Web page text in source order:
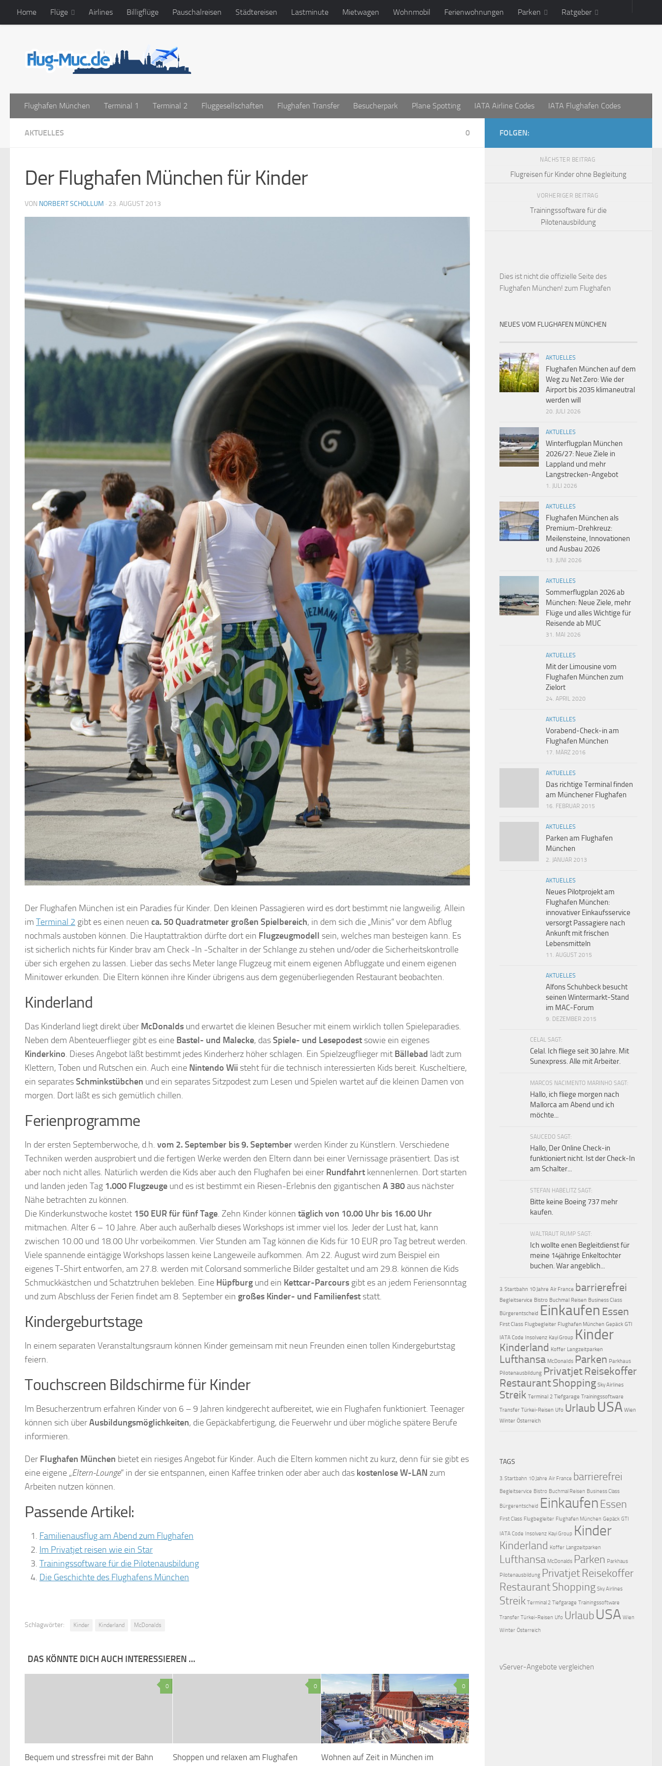
Zum Inhalt springen
Home Flüge Airlines Billigflüge Pauschalreisen Städtereisen Lastminute Mietwagen Wohnmobil Ferienwohnungen Parken Ratgeber
Flughafen München Terminal 1 Terminal 2 Fluggesellschaften Flughafen Transfer Besucherpark Plane Spotting IATA Airline Codes IATA Flughafen Codes
AKTUELLES 0
Der Flughafen München für Kinder
VON NORBERT SCHOLLUM · 23. AUGUST 2013
Der Flughafen München ist ein Paradies für Kinder. Den kleinen Passagieren wird es dort bestimmt nie langweilig. Allein
im Terminal 2 gibt es einen neuen ca. 50 Quadratmeter großen Spielbereich, in dem sich die „Minis“ vor dem Abflug
nochmals austoben können. Die Hauptattraktion dürfte dort ein Flugzeugmodell sein, welches man besteigen kann. Es
ist sicherlich nichts für Kinder brav am Check -In -Schalter in der Schlange zu stehen und/oder die Sicherheitskontrolle
über sich ergehen zu lassen. Lieber das sechs Meter lange Flugzeug mit einem eigenen Abfluggate und einem eigenen
Minitower erkunden. Die Eltern können ihre Kinder übrigens aus dem gegenüberliegenden Restaurant beobachten.
Kinderland
Das Kinderland liegt direkt über McDonalds und erwartet die kleinen Besucher mit einem wirklich tollen Spieleparadies.
Neben dem Abenteuerflieger gibt es eine Bastel- und Malecke, dasSpiele- und Lesepodest sowie ein eigenes
Kinderkino. Dieses Angebot läßt bestimmt jedes Kinderherz höher schlagen. Ein Spielzeugflieger mit Bällebad lädt zum
Klettern, Toben und Rutschen ein. Auch eine Nintendo Wii steht für die technisch interessierten Kids bereit. Kuscheltiere,
ein separatesSchminkstübchen und ein separates Sitzpodest zum Lesen und Spielen wartet auf die kleinen Damen von
morgen. Dort läßt es sich gemütlich chillen.
Ferienprogramme
In der ersten Septemberwoche, d.h. vom 2. September bis 9. Septemberwerden Kinder zu Künstlern. Verschiedene
Techniken werden ausprobiert und die fertigen Werke werden den Eltern dann bei einer Vernissage präsentiert. Das ist
aber noch nicht alles. Natürlich werden die Kids aber auch den Flughafen bei einer Rundfahrt kennenlernen. Dort starten
und landen jeden Tag 1.000 Flugzeuge und es ist bestimmt ein Riesen-Erlebnis den gigantischen A 380aus nächster
Nähe betrachten zu können.
Die Kinderkunstwoche kostet 150 EUR für fünf Tage. Zehn Kinder können täglich von 10.00 Uhr bis 16.00 Uhr
mitmachen. Alter 6 – 10 Jahre. Aber auch außerhalb dieses Workshops ist immer viel los. Jeder der Lust hat, kann
zwischen 10.00 und 18.00 Uhr vorbeikommen. Vier Stunden am Tag können die Kids für 10 EUR pro Tag betreut werden.
Viele spannende eintägige Workshops lassen keine Langeweile aufkommen. Am 22. August wird zum Beispiel ein
eigenes T-Shirt entworfen, am 27.8. werden mit Colorsand sommerliche Bilder gestaltet und am 29.8. können die Kids
Schmuckkästchen und Schatztruhen bekleben. Eine Hüpfburg und ein Kettcar-Parcours gibt es an jedem Feriensonntag
und zum Abschluss der Ferien findet am 8. September ein großes Kinder- und Familienfest statt.
Kindergeburtstage
In einem separaten Veranstaltungsraum können Kinder gemeinsam mit neun Freunden einen tollen Kindergeburtstag
feiern.
Touchscreen Bildschirme für Kinder
Im Besucherzentrum erfahren Kinder von 6 – 9 Jahren kindgerecht aufbereitet, wie ein Flughafen funktioniert. Teenager
können sich überAusbildungsmöglichkeiten, die Gepäckabfertigung, die Feuerwehr und über mögliche spätere Berufe
informieren.
Der Flughafen München bietet ein riesiges Angebot für Kinder. Auch die Eltern kommen nicht zu kurz, denn für sie gibt es
eine eigene „Eltern-Lounge“ in der sie entspannen, einen Kaffee trinken oder aber auch das kostenlose W-LAN zum
Arbeiten nutzen können.
Passende Artikel:
Familienausflug am Abend zum Flughafen
Im Privatjet reisen wie ein Star
Trainingssoftware für die Pilotenausbildung
Die Geschichte des Flughafens München
Schlagwörter: Kinder Kinderland McDonalds
DAS KÖNNTE DICH AUCH INTERESSIEREN …
0
Bequem und stressfrei mit der Bahn
0
Shoppen und relaxen am Flughafen
0
Wohnen auf Zeit in München im
FOLGEN:
NÄCHSTER BEITRAG
Flugreisen für Kinder ohne Begleitung
VORHERIGER BEITRAG
Trainingssoftware für die
Pilotenausbildung
Dies ist nicht die offizielle Seite des
Flughafen München! zum Flughafen
NEUES VOM FLUGHAFEN MÜNCHEN
AKTUELLES
Flughafen München auf dem
Weg zu Net Zero: Wie der
Airport bis 2035 klimaneutral
werden will
20. JULI 2026
AKTUELLES
Winterflugplan München
2026/27: Neue Ziele in
Lappland und mehr
Langstrecken-Angebot
1. JULI 2026
AKTUELLES
Flughafen München als
Premium-Drehkreuz:
Meilensteine, Innovationen
und Ausbau 2026
13. JUNI 2026
AKTUELLES
Sommerflugplan 2026 ab
München: Neue Ziele, mehr
Flüge und alles Wichtige für
Reisende ab MUC
31. MAI 2026
AKTUELLES
Mit der Limousine vom
Flughafen München zum
Zielort
24. APRIL 2020
AKTUELLES
Vorabend-Check-in am
Flughafen München
17. MÄRZ 2016
AKTUELLES
Das richtige Terminal finden
am Münchener Flughafen
16. FEBRUAR 2015
AKTUELLES
Parken am Flughafen
München
2. JANUAR 2013
AKTUELLES
Neues Pilotprojekt am
Flughafen München:
innovativer Einkaufsservice
versorgt Passagiere nach
Ankunft mit frischen
Lebensmitteln
11. AUGUST 2015
AKTUELLES
Alfons Schuhbeck besucht
seinen Wintermarkt-Stand
im MAC-Forum
9. DEZEMBER 2015
CELAL SAGT:
Celal. Ich fliege seit 30 Jahre. Mit
Sunexpress. Alle mit Arbeiter.
MARCOS NACIMENTO MARINHO SAGT:
Hallo, ich fliege morgen nach
Mallorca am Abend und ich
möchte...
SAUCEDO SAGT:
Hallo, Der Online Check-in
funktioniert nicht. Ist der Check-In
am Schalter...
STEFAN HABELITZ SAGT:
Bitte keine Boeing 737 mehr
kaufen.
WALTRAUT RUMP SAGT:
Ich wollte enen Begleitdienst für
meine 14jährige Enkeltochter
buchen. War angeblich...
3. Startbahn 10 Jahre Air France barrierefrei
Begleitservice Bistro Buchmal Reisen Business Class
Bürgerentscheid Einkaufen Essen
First Class Flugbegleiter Flughafen München Gepäck GTI
IATA Code Insolvenz Kayi Group Kinder
Kinderland Koffer Langzeitparken
Lufthansa McDonalds Parken Parkhaus
Pilotenausbildung PrivatjetReisekoffer
RestaurantShopping Sky Airlines
Streik Terminal 2 Tiefgarage Trainingssoftware
Transfer Türkei-Reisen Ufo Urlaub USA Wien
Winter Österreich
TAGS
3. Startbahn 10 Jahre Air France barrierefrei
Begleitservice Bistro Buchmal Reisen Business Class
Bürgerentscheid Einkaufen Essen
First Class Flugbegleiter Flughafen München Gepäck GTI
IATA Code Insolvenz Kayi Group Kinder
Kinderland Koffer Langzeitparken
Lufthansa McDonalds Parken Parkhaus
Pilotenausbildung PrivatjetReisekoffer
RestaurantShopping Sky Airlines
Streik Terminal 2 Tiefgarage Trainingssoftware
Transfer Türkei-Reisen Ufo UrlaubUSA Wien
Winter Österreich
vServer-Angebote vergleichen